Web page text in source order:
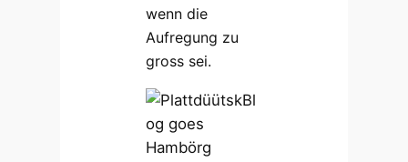
wenn die
Aufregung zu
gross sei.